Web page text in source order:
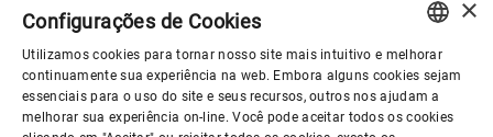
Governança Corporativa
Sobre nós
ENGLISH
SPANISH
×
Configurações de Cookies
Utilizamos cookies para tornar nosso site mais intuitivo e melhorar
continuamente sua experiência na web. Embora alguns cookies sejam
essenciais para o uso do site e seus recursos, outros nos ajudam a
melhorar sua experiência on-line. Você pode aceitar todos os cookies